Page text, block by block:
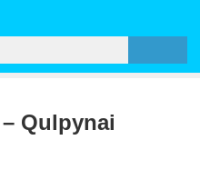
Qulpynai